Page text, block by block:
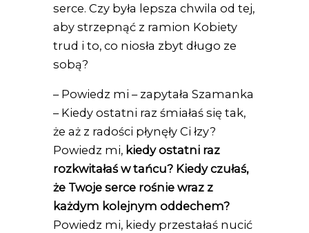
serce. Czy była lepsza chwila od tej,
aby strzepnąć z ramion Kobiety
trud i to, co niosła zbyt długo ze
sobą?
– Powiedz mi – zapytała Szamanka
– Kiedy ostatni raz śmiałaś się tak,
że aż z radości płynęły Ci łzy?
Powiedz mi, kiedy ostatni raz
rozkwitałaś w tańcu? Kiedy czułaś,
że Twoje serce rośnie wraz z
każdym kolejnym oddechem?
Powiedz mi, kiedy przestałaś nucić